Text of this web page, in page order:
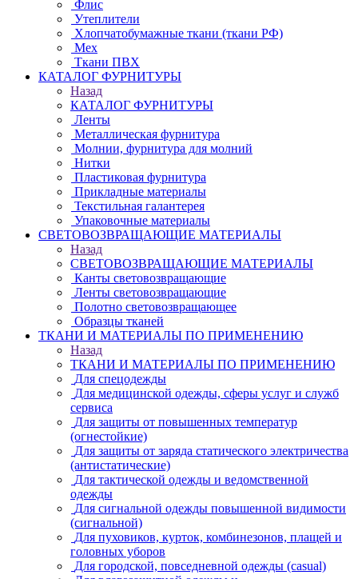
Флис
Утеплители
Хлопчатобумажные ткани (ткани РФ)
Мех
Ткани ПВХ
КАТАЛОГ ФУРНИТУРЫ
Назад
КАТАЛОГ ФУРНИТУРЫ
Ленты
Металлическая фурнитура
Молнии, фурнитура для молний
Нитки
Пластиковая фурнитура
Прикладные материалы
Текстильная галантерея
Упаковочные материалы
СВЕТОВОЗВРАЩАЮЩИЕ МАТЕРИАЛЫ
Назад
СВЕТОВОЗВРАЩАЮЩИЕ МАТЕРИАЛЫ
Канты световозвращающие
Ленты световозвращающие
Полотно световозвращающее
Образцы тканей
ТКАНИ И МАТЕРИАЛЫ ПО ПРИМЕНЕНИЮ
Назад
ТКАНИ И МАТЕРИАЛЫ ПО ПРИМЕНЕНИЮ
Для спецодежды
Для медицинской одежды, сферы услуг и служб
сервиса
Для защиты от повышенных температур
(огнестойкие)
Для защиты от заряда статического электричества
(антистатические)
Для тактической одежды и ведомственной
одежды
Для сигнальной одежды повышенной видимости
(сигнальной)
Для пуховиков, курток, комбинезонов, плащей и
головных уборов
Для городской, повседневной одежды (casual)